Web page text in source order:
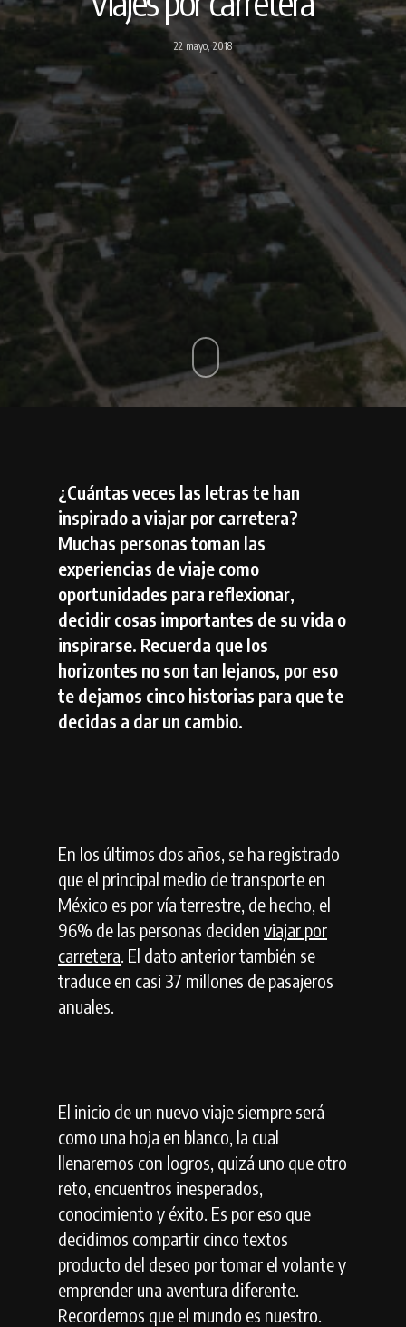
22 mayo, 2018
¿Cuántas veces las letras te han
inspirado a viajar por carretera?
Muchas personas toman las
experiencias de viaje como
oportunidades para reflexionar,
decidir cosas importantes de su vida o
inspirarse. Recuerda que los
horizontes no son tan lejanos, por eso
te dejamos cinco historias para que te
decidas a dar un cambio.
En los últimos dos años, se ha registrado
que el principal medio de transporte en
México es por vía terrestre, de hecho, el
96% de las personas deciden viajar por
carretera. El dato anterior también se
traduce en casi 37 millones de pasajeros
anuales.
El inicio de un nuevo viaje siempre será
como una hoja en blanco, la cual
llenaremos con logros, quizá uno que otro
reto, encuentros inesperados,
conocimiento y éxito. Es por eso que
decidimos compartir cinco textos
producto del deseo por tomar el volante y
emprender una aventura diferente.
Recordemos que el mundo es nuestro.